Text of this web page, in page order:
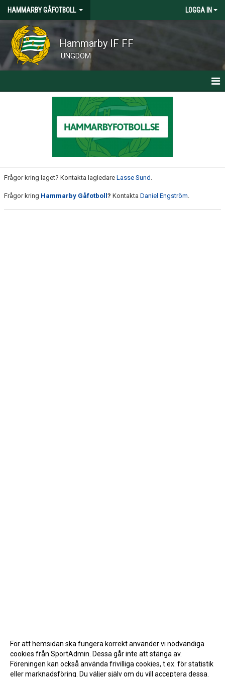
HAMMARBY GÅFOTBOLL LOGGA IN
Hammarby IF FF
UNGDOM
Frågor kring laget? Kontakta lagledare Lasse Sund .
Frågor kring Hammarby Gåfotboll ? Kontakta Daniel Engström.
För att hemsidan ska fungera korrekt använder vi nödvändiga
cookies från SportAdmin. Dessa går inte att stänga av.
Föreningen kan också använda frivilliga cookies, t.ex. för statistik
eller marknadsföring. Du väljer själv om du vill acceptera dessa.